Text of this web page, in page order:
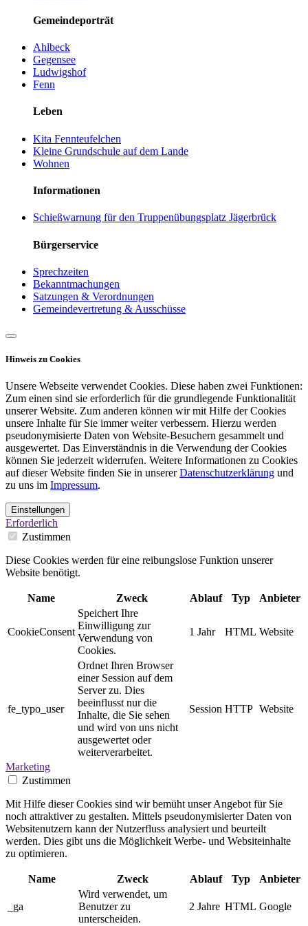
Gemeindeporträt
Ahlbeck
Gegensee
Ludwigshof
Fenn
Leben
Kita Fennteufelchen
Kleine Grundschule auf dem Lande
Wohnen
Informationen
Schießwarnung für den Truppenübungsplatz Jägerbrück
Bürgerservice
Sprechzeiten
Bekanntmachungen
Satzungen & Verordnungen
Gemeindevertretung & Ausschüsse
Hinweis zu Cookies
Unsere Webseite verwendet Cookies. Diese haben zwei Funktionen:
Zum einen sind sie erforderlich für die grundlegende Funktionalität
unserer Website. Zum anderen können wir mit Hilfe der Cookies
unsere Inhalte für Sie immer weiter verbessern. Hierzu werden
pseudonymisierte Daten von Website-Besuchern gesammelt und
ausgewertet. Das Einverständnis in die Verwendung der Cookies
können Sie jederzeit widerrufen. Weitere Informationen zu Cookies
auf dieser Website finden Sie in unsererDatenschutzerklärung und
zu uns im Impressum.
Einstellungen
Erforderlich
Zustimmen
Diese Cookies werden für eine reibungslose Funktion unserer
Website benötigt.
Name Zweck Ablauf Typ Anbieter
CookieConsent
Speichert Ihre
Einwilligung zur
Verwendung von
Cookies.
1 Jahr HTML Website
fe_typo_user
Ordnet Ihren Browser
einer Session auf dem
Server zu. Dies
beeinflusst nur die
Inhalte, die Sie sehen
und wird von uns nicht
ausgewertet oder
weiterverarbeitet.
Session HTTP Website
Marketing
Zustimmen
Mit Hilfe dieser Cookies sind wir bemüht unser Angebot für Sie
noch attraktiver zu gestalten. Mittels pseudonymisierter Daten von
Websitenutzern kann der Nutzerfluss analysiert und beurteilt
werden. Dies gibt uns die Möglichkeit Werbe- und Websiteinhalte
zu optimieren.
Name Zweck Ablauf Typ Anbieter
_ga
Wird verwendet, um
Benutzer zu
unterscheiden.
2 Jahre HTML Google